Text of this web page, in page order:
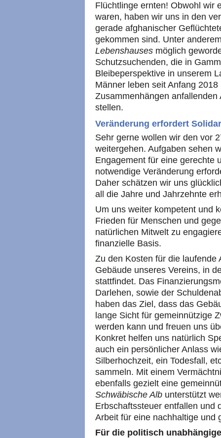
Flüchtlinge ernten! Obwohl wir
waren, haben wir uns in den
gerade afghanischer
gekommen sind. Unter
Lebenshauses möglich
Schutzsuchenden, die in
Bleibeperspektive in unserem
Männer leben seit Anfang
Zusammenhängen
stellen.
Veränderung erfordert
Sehr gerne wollen wir den vor
weitergehen. Aufgaben sehen
Engagement für eine gerechte
notwendige Veränderung
Daher schätzen wir uns
all die Jahre und Jahrzehnte
Um uns weiter kompetent und
Frieden für Menschen und
natürlichen Mitwelt zu
finanzielle Basis.
Zu den Kosten für die laufende
Gebäude unseres Vereins, in
stattfindet. Das
Darlehen, sowie der
haben das Ziel, dass das
lange Sicht für gemeinnützige
werden kann und freuen uns
Konkret helfen uns natürlich
auch ein persönlicher Anlass
Silberhochzeit, ein Todesfall,
sammeln. Mit einem
ebenfalls gezielt eine
Schwäbische Alb unterstützt
Erbschaftssteuer entfallen und
Arbeit für eine nachhaltige und
Für die politisch